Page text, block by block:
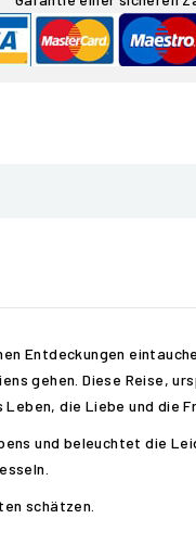
Entdeckungen
gehen. Diese Reise,
die Liebe und die
und beleuchtet die
schätzen.